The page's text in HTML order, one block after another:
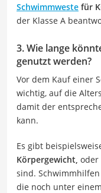
Schwimmweste für
der Klasse A
3. Wie lange
genutzt werden?
Vor dem Kauf einer
wichtig, auf die
damit der
kann.
Es gibt
Körpergewicht, oder
sind.
die noch unter